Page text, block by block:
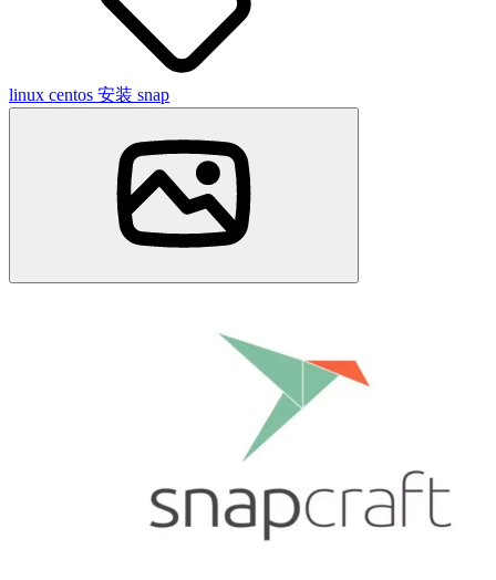
linux centos 安装 snap